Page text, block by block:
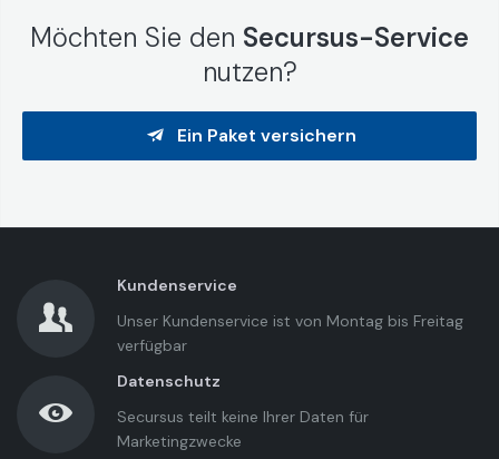
Möchten Sie den Secursus-Service
nutzen?
Ein Paket versichern
Kundenservice
Unser Kundenservice ist von Montag bis Freitag
verfügbar
Datenschutz
Secursus teilt keine Ihrer Daten für
Marketingzwecke